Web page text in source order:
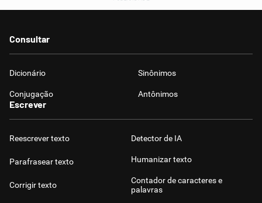
Consultar
Dicionário Sinônimos
Conjugação Antônimos
Escrever
Reescrever texto
Parafrasear texto
Corrigir texto
Detector de IA
Humanizar texto
Contador de caracteres e
palavras